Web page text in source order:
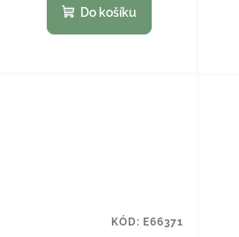
Do košíku
KÓD: E66371